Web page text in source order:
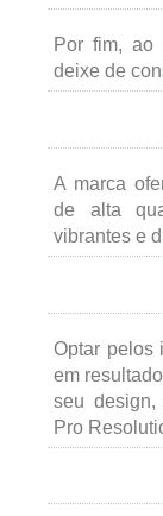
Por fim, ao
deixe de
A marca
de alta
vibrantes e
Optar pelos
em
seu
Pro